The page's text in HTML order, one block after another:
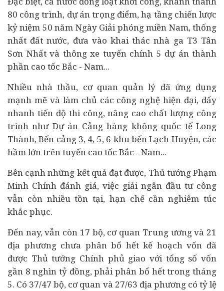
80 công trình, dự án trọng điểm, hạ tầng chiến lược
kỷ niệm 50 năm Ngày Giải phóng miền Nam, thống
nhất đất nước, đưa vào khai thác nhà ga T3 Tân
Sơn Nhất và thông xe tuyến chính 5 dự án thành
phần cao tốc Bắc - Nam...
Nhiềunhà thầu, cơ quan quản lý đã ứng dụng
mạnh mẽ và làm chủ các công nghệ hiện đại, đẩy
nhanh tiến độ thi công, nâng cao chất lượng công
trình như Dự án Cảng hàng không quốc tế Long
Thành, Bến cảng 3, 4, 5, 6 khu bến Lạch Huyện, các
hầm lớn trên tuyến cao tốc Bắc - Nam...
Bên cạnh những kết quả đạt được, Thủ tướng Phạm
Minh Chính đánh giá, việc giải ngân đầu tư công
vẫn còn nhiều tồn tại, hạn chế cần nghiêm túc
khắc phục.
Đến nay, vẫn còn 17 bộ, cơ quan Trung ương và 21
địa phương chưa phân bổ hết kế hoạch vốn đã
được Thủ tướng Chính phủ giao với tổng số vốn
gần 8 nghìn tỷ đồng, phải phân bổ hết trong tháng
5. Có 37/47 bộ, cơ quan và 27/63 địa phương có tỷ lệ